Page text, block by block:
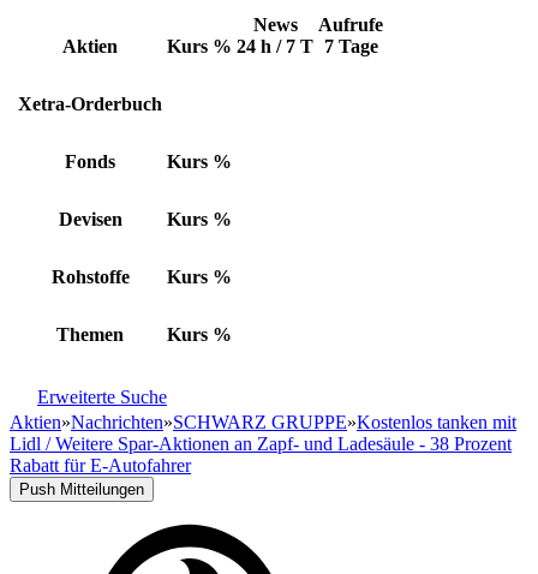
Aktien Kurs %
News
24 h / 7 T
Aufrufe
7 Tage
Xetra-Orderbuch
Fonds Kurs %
Devisen Kurs %
Rohstoffe Kurs %
Themen Kurs %
Erweiterte Suche
Aktien»Nachrichten»SCHWARZ GRUPPE»Kostenlos tanken mit
Lidl / Weitere Spar-Aktionen an Zapf- und Ladesäule - 38 Prozent
Rabatt für E-Autofahrer
Push Mitteilungen